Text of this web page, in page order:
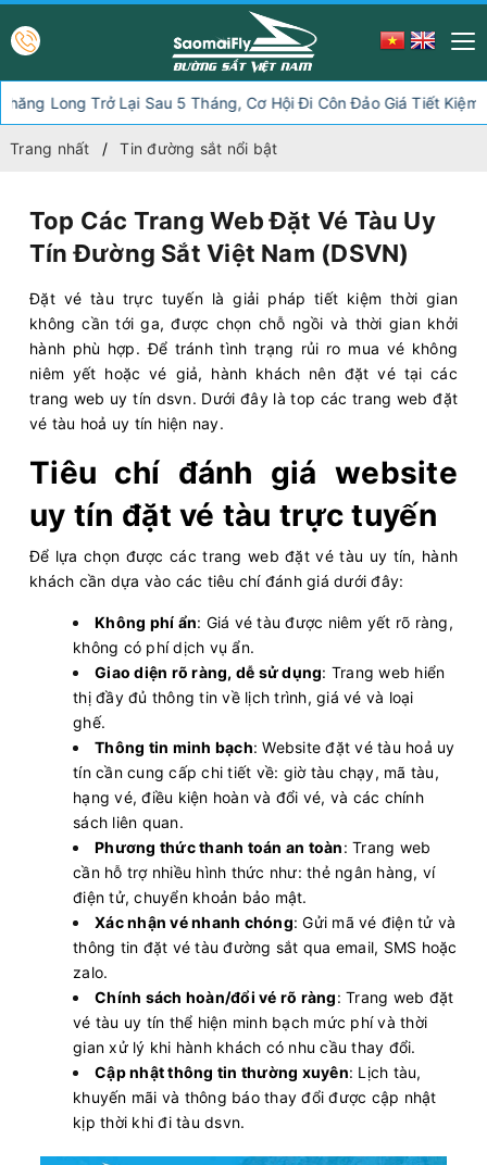
Trở Lại Sau 5 Tháng, Cơ Hội Đi Côn Đảo Giá Tiết Kiệm
Trang nhất Tin đường sắt nổi bật
Top Các Trang Web Đặt Vé Tàu Uy
Tín Đường Sắt Việt Nam (DSVN)
Đặt vé tàu trực tuyến là giải pháp tiết kiệm thời gian
không cần tới ga, được chọn chỗ ngồi và thời gian khởi
hành phù hợp. Để tránh tình trạng rủi ro mua vé không
niêm yết hoặc vé giả, hành khách nên đặt vé tại các
trang web uy tín dsvn. Dưới đây là top các trang web đặt
vé tàu hoả uy tín hiện nay.
Tiêu chí đánh giá website
uy tín đặt vé tàu trực tuyến
Để lựa chọn được các trang web đặt vé tàu uy tín, hành
khách cần dựa vào các tiêu chí đánh giá dưới đây:
Không phí ẩn: Giá vé tàu được niêm yết rõ ràng,
không có phí dịch vụ ẩn.
Giao diện rõ ràng, dễ sử dụng: Trang web hiển
thị đầy đủ thông tin về lịch trình, giá vé và loại
ghế.
Thông tin minh bạch: Website đặt vé tàu hoả uy
tín cần cung cấp chi tiết về: giờ tàu chạy, mã tàu,
hạng vé, điều kiện hoàn và đổi vé, và các chính
sách liên quan.
Phương thức thanh toán an toàn: Trang web
cần hỗ trợ nhiều hình thức như: thẻ ngân hàng, ví
điện tử, chuyển khoản bảo mật.
Xác nhận vé nhanh chóng: Gửi mã vé điện tử và
thông tin đặt vé tàu đường sắt qua email, SMS hoặc
zalo.
Chính sách hoàn/đổi vé rõ ràng: Trang web đặt
vé tàu uy tín thể hiện minh bạch mức phí và thời
gian xử lý khi hành khách có nhu cầu thay đổi.
Cập nhật thông tin thường xuyên: Lịch tàu,
khuyến mãi và thông báo thay đổi được cập nhật
kịp thời khi đi tàu dsvn.